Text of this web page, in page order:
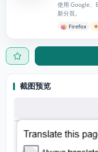
使用 Google、
新分頁。
Firefox
截图预览